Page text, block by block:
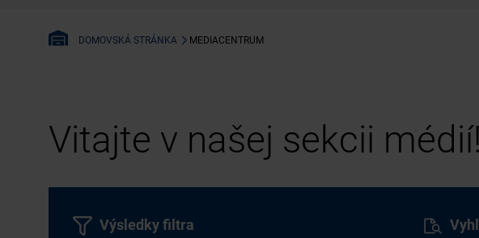
DOMOVSKÁ STRÁNKA MEDIACENTRUM
Vitajte v našej sekcii
Výsledky filtra